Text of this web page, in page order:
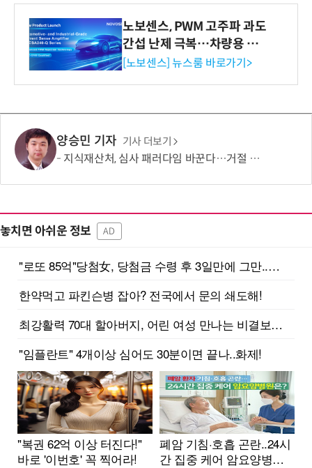
노보센스, PWM 고주파 과도
간섭 난제 극복…차량용 전
류 감지 증폭기
[노보센스] 뉴스룸 바로가기>
양승민 기자 기사 더보기
지식재산처, 심사 패러다임 바꾼다…거절 중심에서 '권리 설계'로 전환
놓치면 아쉬운 정보 AD